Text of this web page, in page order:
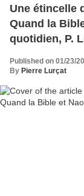
Une étincelle d’hébreu :
Quand la
quotidien, P.
Published on 01/23/
By Pierre Lurçat